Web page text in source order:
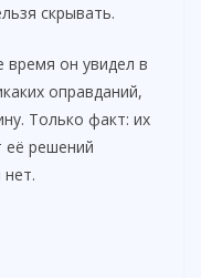
скрывать.
время он увидел в
оправданий,
Только факт: их
её решений